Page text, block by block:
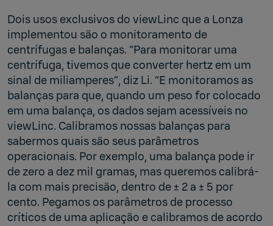
Dois usos exclusivos do viewLinc que a Lonza
implementou são o monitoramento de
centrífugas e balanças. “Para monitorar uma
centrífuga, tivemos que converter hertz em um
sinal de miliamperes”, diz Li. “E monitoramos as
balanças para que, quando um peso for colocado
em uma balança, os dados sejam acessíveis no
viewLinc. Calibramos nossas balanças para
sabermos quais são seus parâmetros
operacionais. Por exemplo, uma balança pode ir
de zero a dez mil gramas, mas queremos calibrá-
la com mais precisão, dentro de ± 2 a ± 5 por
cento. Pegamos os parâmetros de processo
críticos de uma aplicação e calibramos de acordo